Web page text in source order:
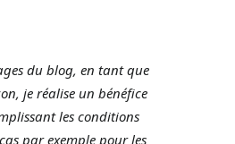
du blog, en tant que
je réalise un bénéfice
les conditions
par exemple pour les